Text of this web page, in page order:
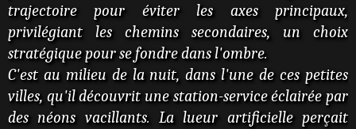
trajectoire pour éviter les axes principaux,
privilégiant les chemins secondaires, un choix
stratégique pour se fondre dans l'ombre.
C'est au milieu de la nuit, dans l'une de ces petites
villes, qu'il découvrit une station-service éclairée par
des néons vacillants. La lueur artificielle perçait